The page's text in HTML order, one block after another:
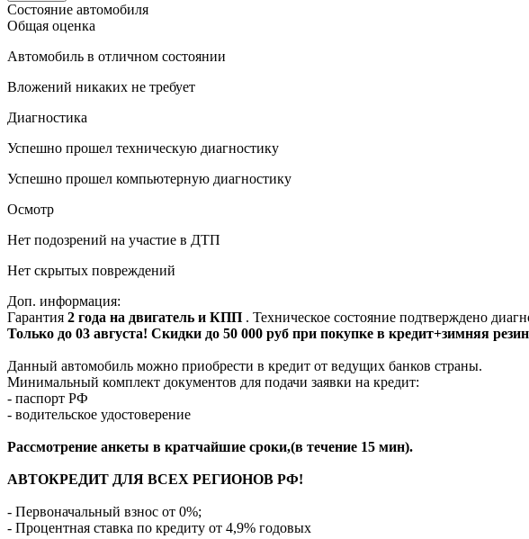
Состояние автомобиля
Общая оценка
Автомобиль в отличном состоянии
Вложений никаких не требует
Диагностика
Успешно прошел техническую диагностику
Успешно прошел компьютерную диагностику
Осмотр
Нет подозрений на участие в ДТП
Нет скрытых повреждений
Доп. информация:
Гарантия 2 года на двигатель и КПП . Техническое состояние подтверждено
Только до 03 августа! Скидки до 50 000 руб при покупке в кредит+зимняя
Данный автомобиль можно приобрести в кредит от ведущих банков страны.
Минимальный комплект документов для подачи заявки на кредит:
- паспорт РФ
- водительское удостоверение
Рассмотрение анкеты в кратчайшие сроки,(в течение 15 мин).
АВТОКРЕДИТ ДЛЯ ВСЕХ РЕГИОНОВ РФ!
- Первоначальный взнос от 0%;
- Процентная ставка по кредиту от 4,9% годовых